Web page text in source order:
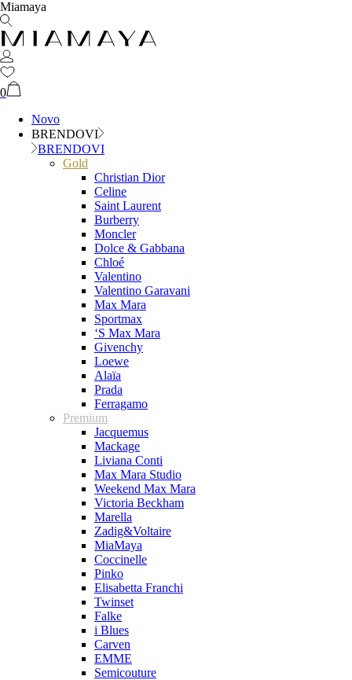
Miamaya
0
Novo
BRENDOVI
BRENDOVI
Gold
Christian Dior
Celine
Saint Laurent
Burberry
Moncler
Dolce & Gabbana
Chloé
Valentino
Valentino Garavani
Max Mara
Sportmax
‘S Max Mara
Givenchy
Loewe
Alaïa
Prada
Ferragamo
Premium
Jacquemus
Mackage
Liviana Conti
Max Mara Studio
Weekend Max Mara
Victoria Beckham
Marella
Zadig&Voltaire
MiaMaya
Coccinelle
Pinko
Elisabetta Franchi
Twinset
Falke
i Blues
Carven
EMME
Semicouture